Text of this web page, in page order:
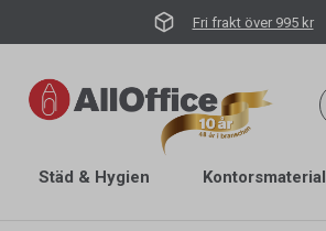
Fri frakt över 995 kr
Städ & Hygien Kontorsmaterial